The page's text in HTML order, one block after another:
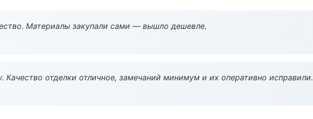
Материалы закупали сами — вышло дешевле.
Качество отделки отличное, замечаний минимум и их оперативно исправили.